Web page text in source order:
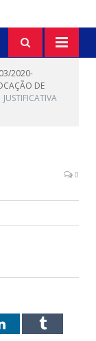
2020-
DE
JUSTIFICATIVA
0
LinkedInTumblr